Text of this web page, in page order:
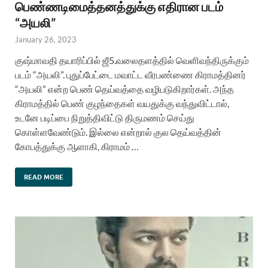
பெண்ணடிமைத்தனத்துக்கு எதிரான படம்
“அயலி”
January 26, 2023
குஷ்மாவதி தயாரிப்பில் ஜீ5.வலைதளத்தில் வெளிவந்திருக்கும்
படம் “அயலி”. புதுப்பேட்டை மவாட்ட வீரபண்ணை கிராமத்தினர்
“அயலி” என்ற பெண் தெய்வத்தை வழிபடுகிறார்கள். அந்த
கிராமத்தில் பெண் குழந்தைகள் வயதுக்கு வந்துவிட்டால்,
உடனே படிப்பை நிறுத்திவிட்டு திருமணம் செய்து
கொள்ளவேண்டும். இல்லை என்றால் குல தெய்வத்தின்
கோபத்துக்கு ஆளாகி, கிராமம் …
READ MORE